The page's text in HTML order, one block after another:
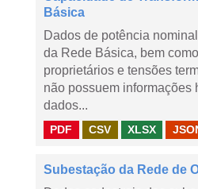
Básica
Dados de potência
da Rede Básica, bem
proprietários e tensões
não possuem informações
dados...
PDF CSV XLSX
Subestação da Rede de